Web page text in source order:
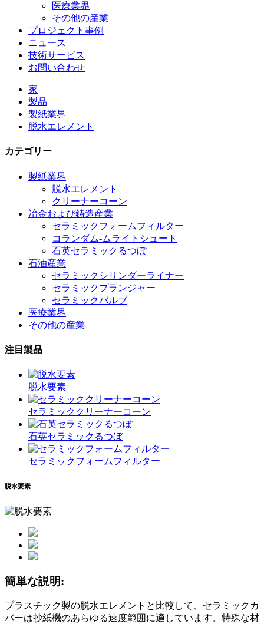
医療業界
その他の産業
プロジェクト事例
ニュース
技術サービス
お問い合わせ
家
製品
製紙業界
脱水エレメント
カテゴリー
製紙業界
脱水エレメント
クリーナーコーン
冶金および鋳造産業
セラミックフォームフィルター
コランダム-ムライトシュート
石英セラミックるつぼ
石油産業
セラミックシリンダーライナー
セラミックプランジャー
セラミックバルブ
医療業界
その他の産業
注目製品
脱水要素
セラミッククリーナーコーン
石英セラミックるつぼ
セラミックフォームフィルター
脱水要素
簡単な説明:
プラスチック製の脱水エレメントと比較して、セラミックカ
バーは抄紙機のあらゆる速度範囲に適しています。特殊な材